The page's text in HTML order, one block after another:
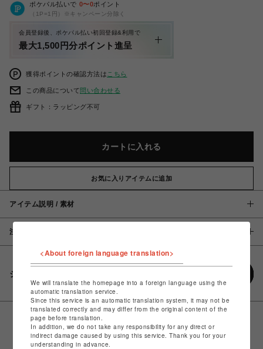
ポケパル払いで 0〜0ポイント
（1P=1円）※キャンペーン分除く
会員登録後、ポケパル払い初回登録&利用で
最大1,500円分ポイント進呈
獲得ポイントの確認方法は こちら
この商品について問い合わせる
ギフト：ラッピング不可
カートに入れる
お気に入りアイテムに追加
アイテム説明 / 素材
注意事項
シェアする
<About foreign language translation>
We will translate the homepage into a foreign language using the
automatic translation service.
Since this service is an automatic translation system, it may not be
translated correctly and may differ from the original content of the
page before translation.
In addition, we do not take any responsibility for any direct or
indirect damage caused by using this service. Thank you for your
understanding in advance.